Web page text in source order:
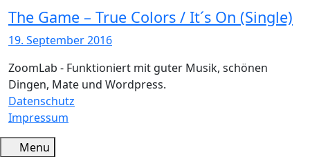
The Game – True Colors / It´s On (Single)
19. September 2016
ZoomLab - Funktioniert mit guter Musik, schönen
Dingen, Mate und Wordpress.
Datenschutz
Impressum
Menu